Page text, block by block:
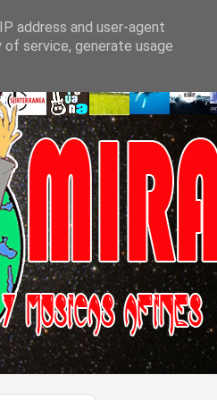
address and user-agent
service, generate usage